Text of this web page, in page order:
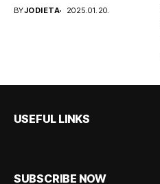
BYJODIETA 2025.01.20.
USEFUL LINKS
SUBSCRIBE NOW